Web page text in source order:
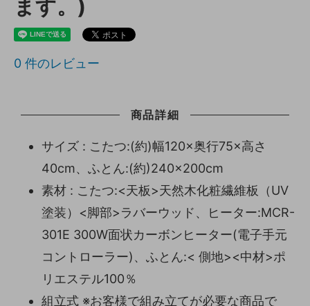
ます。)
0 件のレビュー
商品詳細
サイズ : こたつ:(約)幅120×奥行75×高さ
40cm、ふとん:(約)240×200cm
素材 : こたつ:<天板>天然木化粧繊維板（UV
塗装）<脚部>ラバーウッド、ヒーター:MCR-
301E 300W面状カーボンヒーター(電子手元
コントローラー)、ふとん:< 側地><中材>ポ
リエステル100％
組立式 ※お客様で組み立てが必要な商品で